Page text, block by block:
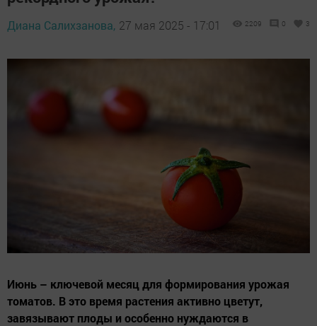
Диана Салихзанова, 27 мая 2025 - 17:01 2209 0 3
Июнь – ключевой месяц для формирования урожая
томатов. В это время растения активно цветут,
завязывают плоды и особенно нуждаются в